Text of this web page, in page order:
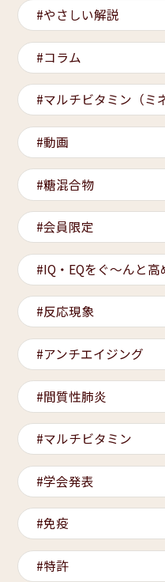
やさしい解説
コラム
マルチビタミン（ミ
動画
糖混合物
会員限定
IQ・EQをぐ～んと
反応現象
アンチエイジング
間質性肺炎
マルチビタミン
学会発表
免疫
特許